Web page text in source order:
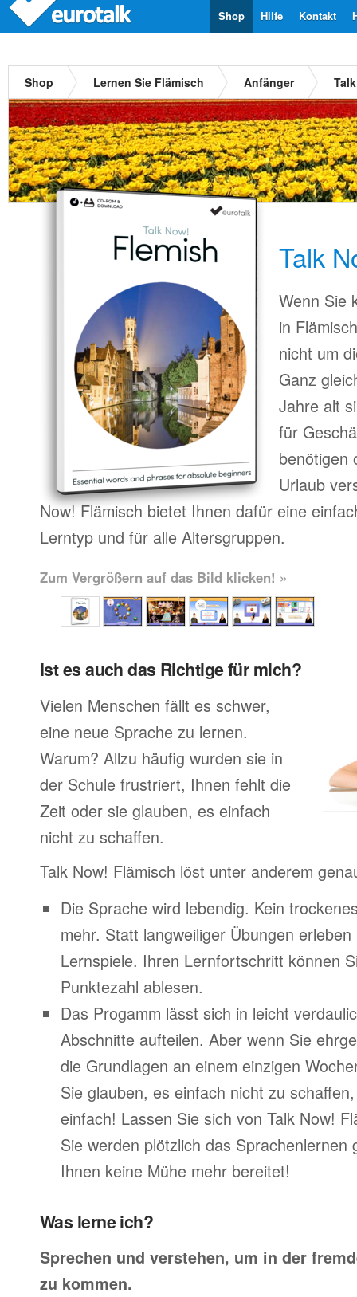
Kontakt
Hilfe
Shop
Shop Lernen Sie Flämisch Anfänger
Talk
Wenn Sie
in
nicht um
Ganz
Jahre alt
für
benötigen
Urlaub
Now! Flämisch bietet Ihnen dafür eine
Lerntyp und für alle Altersgruppen.
Zum Vergrößern auf das Bild klicken! »
Ist es auch das Richtige für mich?
Vielen Menschen fällt es schwer,
eine neue Sprache zu lernen.
Warum? Allzu häufig wurden sie in
der Schule frustriert, Ihnen fehlt die
Zeit oder sie glauben, es einfach
nicht zu schaffen.
Talk Now! Flämisch löst unter anderem
Die Sprache wird lebendig. Kein
mehr. Statt langweiliger Übungen
Lernspiele. Ihren Lernfortschritt können
Punktezahl ablesen.
Das Progamm lässt sich in leicht
Abschnitte aufteilen. Aber wenn Sie
die Grundlagen an einem einzigen
Sie glauben, es einfach nicht zu
einfach! Lassen Sie sich von Talk Now!
Sie werden plötzlich das Sprachenlernen
Ihnen keine Mühe mehr bereitet!
Was lerne ich?
Sprechen und verstehen, um in der
zu kommen.